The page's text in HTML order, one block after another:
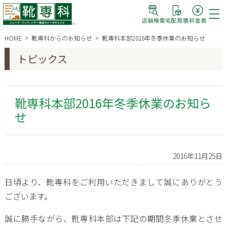
HOME 靴専科からのお知らせ 靴専科本部2016年冬季休業のお知らせ
トピックス
靴専科本部2016年冬季休業のお知ら
せ
2016年11月25日
日頃より、靴専科をご利用いただきまして誠にありがとう
ございます。
誠に勝手ながら、靴専科本部は下記の期間冬季休業とさせ